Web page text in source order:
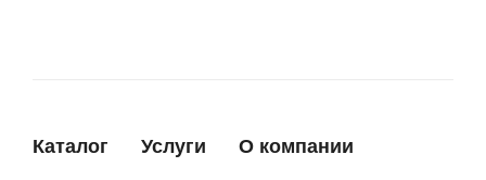
Каталог Услуги О компании